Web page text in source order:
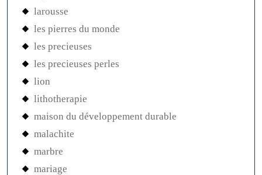
larousse
les pierres du monde
les precieuses
les precieuses perles
lion
lithotherapie
maison du développement durable
malachite
marbre
mariage